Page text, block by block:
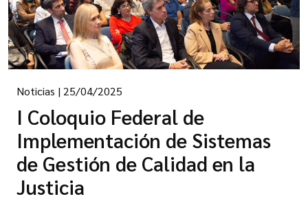
Noticias | 25/04/2025
I Coloquio Federal de
Implementación de Sistemas
de Gestión de Calidad en la
Justicia